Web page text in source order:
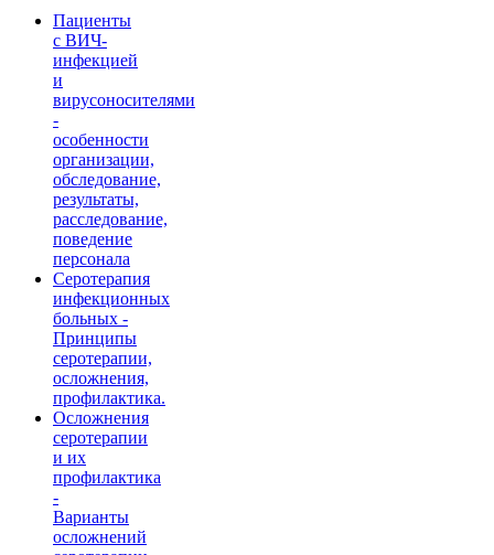
Пациенты
с ВИЧ-
инфекцией
и
вирусоносителями
-
особенности
организации,
обследование,
результаты,
расследование,
поведение
персонала
Серотерапия
инфекционных
больных -
Принципы
серотерапии,
осложнения,
профилактика.
Осложнения
серотерапии
и их
профилактика
-
Варианты
осложнений